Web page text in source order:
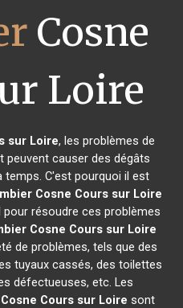
Cosne
Loire
sur Loire, les problèmes de
causer des dégâts
C'est pourquoi il est
Cosne Cours sur Loire
résoudre ces problèmes
Cosne Cours sur Loire
de problèmes, tels que des
tuyaux cassés, des toilettes
défectueuses, etc. Les
Cosne Cours sur Loire sont